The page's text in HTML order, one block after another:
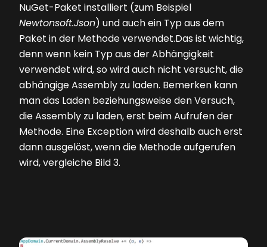
NuGet-Paket installiert (zum Beispiel
Newtonsoft.Json) und auch ein Typ aus dem
Paket in der Methode verwendet.Das ist wichtig,
denn wenn kein Typ aus der Abhängigkeit
verwendet wird, so wird auch nicht versucht, die
abhängige Assembly zu laden. Bemerken kann
man das Laden beziehungsweise den Versuch,
die Assembly zu laden, erst beim Aufrufen der
Methode. Eine Exception wird deshalb auch erst
dann ausgelöst, wenn die Methode aufgerufen
wird, vergleiche Bild 3.